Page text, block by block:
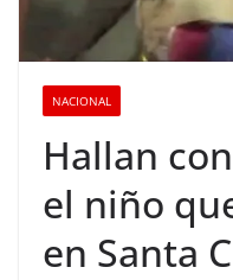
NACIONAL
Hallan
el niño
en Santa